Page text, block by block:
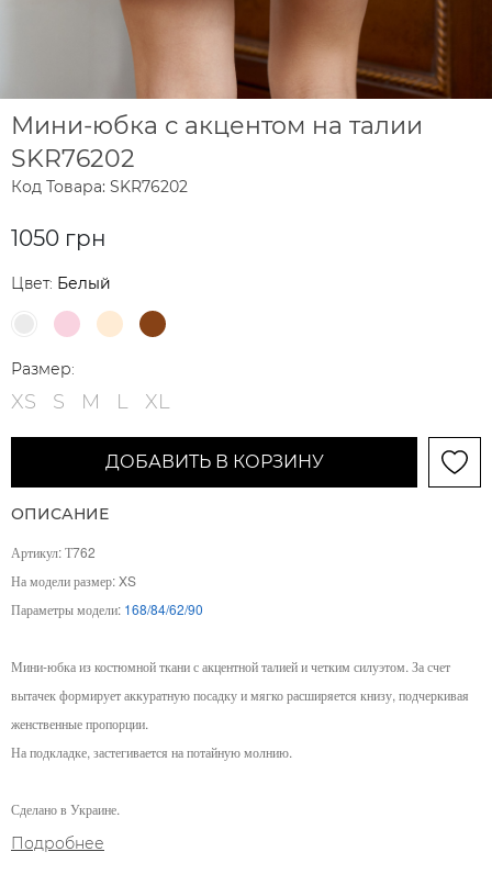
Мини-юбка с акцентом на талии
SKR76202
Код Товара: SKR76202
1050 грн
Цвет: Белый
Размер:
XS S M L XL
ДОБАВИТЬ В КОРЗИНУ
ОПИСАНИЕ
Артикул: Т762
На модели размер: XS
Параметры модели: 168/84/62/90
Мини-юбка из костюмной ткани с акцентной талией и четким силуэтом. За счет
вытачек формирует аккуратную посадку и мягко расширяется книзу, подчеркивая
женственные пропорции.
На подкладке, застегивается на потайную молнию.
Сделано в Украине.
Подробнее